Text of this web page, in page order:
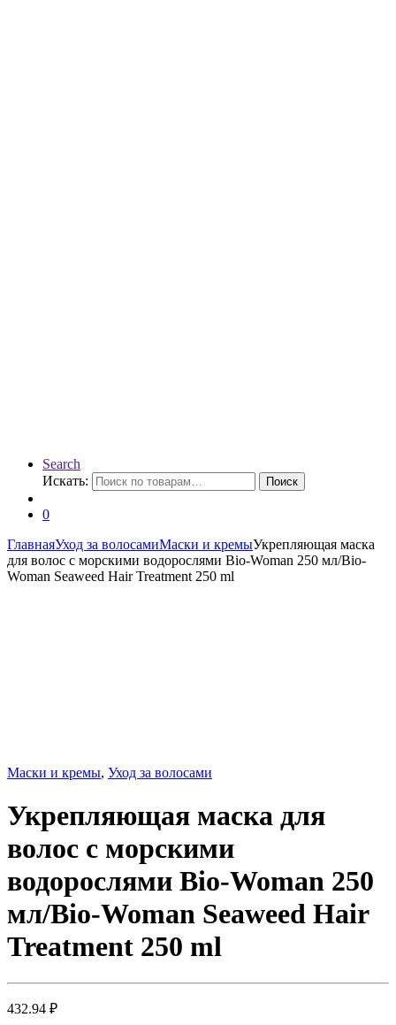
Search
Искать:
Поиск
0
ГлавнаяУход за волосамиМаски и кремыУкрепляющая маска
для волос с морскими водорослями Bio-Woman 250 мл/Bio-
Woman Seaweed Hair Treatment 250 ml
Маски и кремы, Уход за волосами
Укрепляющая маска для
волос с морскими
водорослями Bio-Woman 250
мл/Bio-Woman Seaweed Hair
Treatment 250 ml
432.94 ₽